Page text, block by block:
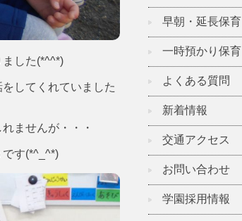
した(*^^*)
してくれていました
ませんが・・・
す(*^_^*)
早朝・延長保育
一時預かり保育
よくある質問
新着情報
交通アクセス
お問い合わせ
学園採用情報